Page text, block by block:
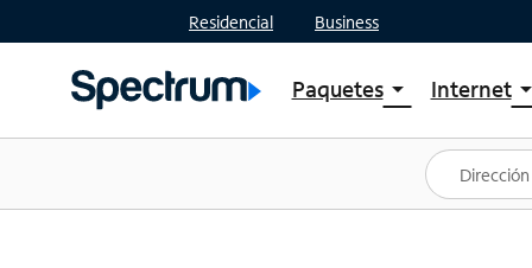
Residencial Business
Paquetesarrow_drop_down
Ver paquetes
Spectrum One
Mejores ofertas
Internetarrow_drop_down
Planes